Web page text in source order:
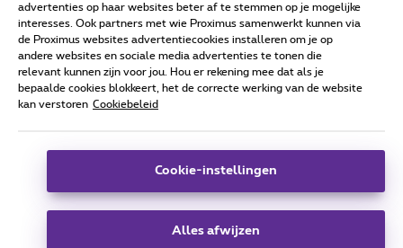
Alle rechten voorbehouden. © Proximus
Algemene voorwaarden, consumenteninfo
Deze website is gecreëerd en wordt beheerd conform het
Koning Albert II-laan 27 - B-1030 Brussel.
advertenties op haar websites beter af te stemmen op je mogelijke
interesses. Ook partners met wie Proximus samenwerkt kunnen via
de Proximus websites advertentiecookies installeren om je op
andere websites en sociale media advertenties te tonen die
relevant kunnen zijn voor jou. Hou er rekening mee dat als je
bepaalde cookies blokkeert, het de correcte werking van de website
kan verstoren Cookiebeleid
Cookie-instellingen
Alles afwijzen